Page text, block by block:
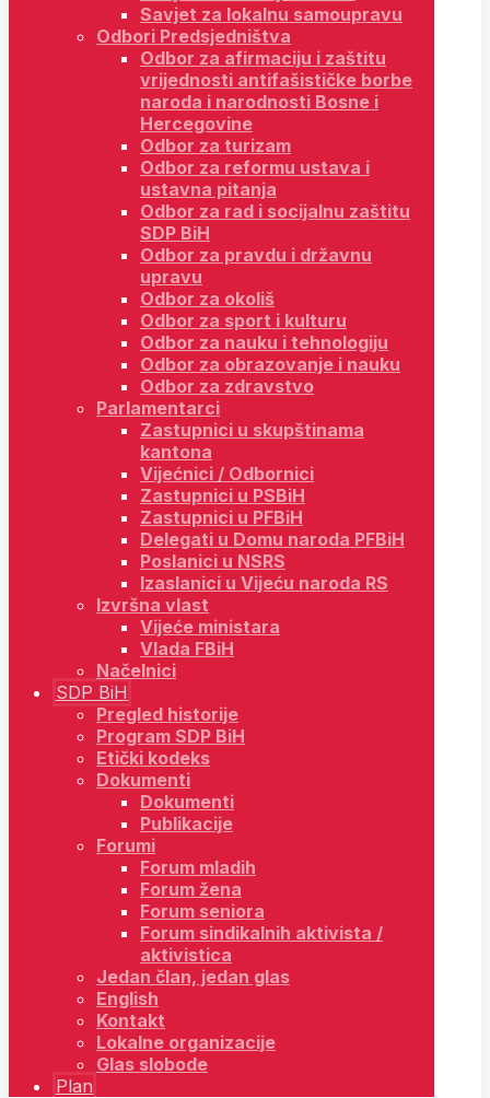
Savjet za lokalnu samoupravu
Odbori Predsjedništva
Odbor za afirmaciju i zaštitu
vrijednosti antifašističke borbe
naroda i narodnosti Bosne i
Hercegovine
Odbor za turizam
Odbor za reformu ustava i
ustavna pitanja
Odbor za rad i socijalnu zaštitu
SDP BiH
Odbor za pravdu i državnu
upravu
Odbor za okoliš
Odbor za sport i kulturu
Odbor za nauku i tehnologiju
Odbor za obrazovanje i nauku
Odbor za zdravstvo
Parlamentarci
Zastupnici u skupštinama
kantona
Vijećnici / Odbornici
Zastupnici u PSBiH
Zastupnici u PFBiH
Delegati u Domu naroda PFBiH
Poslanici u NSRS
Izaslanici u Vijeću naroda RS
Izvršna vlast
Vijeće ministara
Vlada FBiH
Načelnici
SDP BiH
Pregled historije
Program SDP BiH
Etički kodeks
Dokumenti
Dokumenti
Publikacije
Forumi
Forum mladih
Forum žena
Forum seniora
Forum sindikalnih aktivista /
aktivistica
Jedan član, jedan glas
English
Kontakt
Lokalne organizacije
Glas slobode
Plan